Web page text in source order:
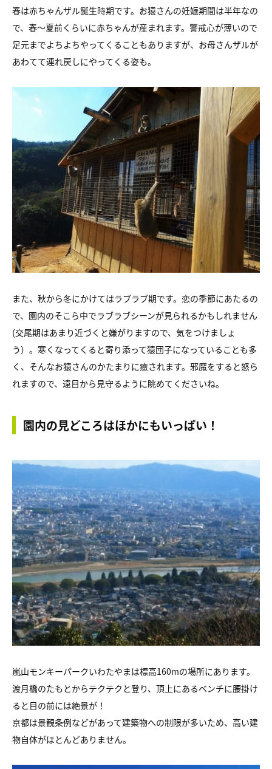
春は赤ちゃんザル誕生時期です。お猿さんの妊娠期間は半年なの
で、春～夏前くらいに赤ちゃんが産まれます。警戒心が薄いので
足元までよちよちやってくることもありますが、お母さんザルが
あわてて連れ戻しにやってくる姿も。
また、秋から冬にかけてはラブラブ期です。恋の季節にあたるの
で、園内のそこら中でラブラブシーンが見られるかもしれません
(交尾期はあまり近づくと嫌がりますので、気をつけましょ
う）。寒くなってくると寄り添って猿団子になっていることも多
く、そんなお猿さんのかたまりに癒されます。邪魔をすると怒ら
れますので、遠目から見守るように眺めてくださいね。
園内の見どころはほかにもいっぱい！
嵐山モンキーパークいわたやまは標高160mの場所にあります。
渡月橋のたもとからテクテクと登り、頂上にあるベンチに腰掛け
ると目の前には絶景が！
京都は景観条例などがあって建築物への制限が多いため、高い建
物自体がほとんどありません。